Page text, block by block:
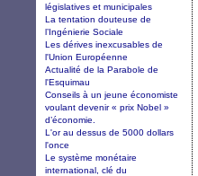
législatives et municipales
La tentation douteuse de
l’Ingénierie Sociale
Les dérives inexcusables de
l'Union Européenne
Actualité de la Parabole de
l'Esquimau
Conseils à un jeune économiste
voulant devenir « prix Nobel »
d’économie.
L'or au dessus de 5000 dollars
l'once
Le système monétaire
international, clé du